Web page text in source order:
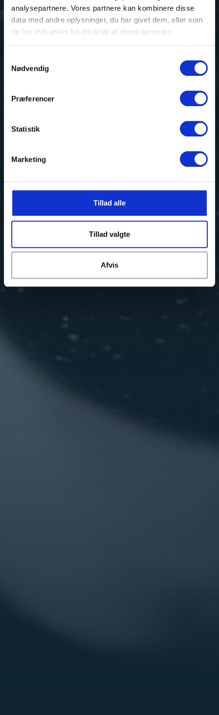
analysepartnere. Vores partnere kan kombinere disse
data med andre oplysninger, du har givet dem, eller som
de har indsamlet fra din brug af deres tjenester.
Nødvendig
Præferencer
Statistik
Marketing
Tillad alle
Tillad valgte
Afvis